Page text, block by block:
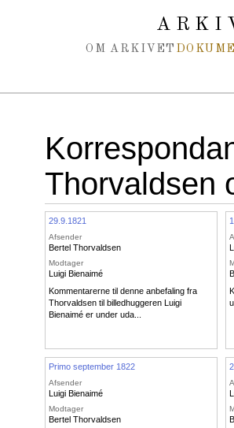
OM ARKIVET
Thorvaldsen
29.9.1821
Afsender
Bertel Thorvaldsen
Modtager
Luigi Bienaimé
Kommentarerne til denne anbefaling fra
Thorvaldsen til billedhuggeren Luigi
Bienaimé er under uda...
Primo september 1822
Afsender
Luigi Bienaimé
Modtager
Bertel Thorvaldsen